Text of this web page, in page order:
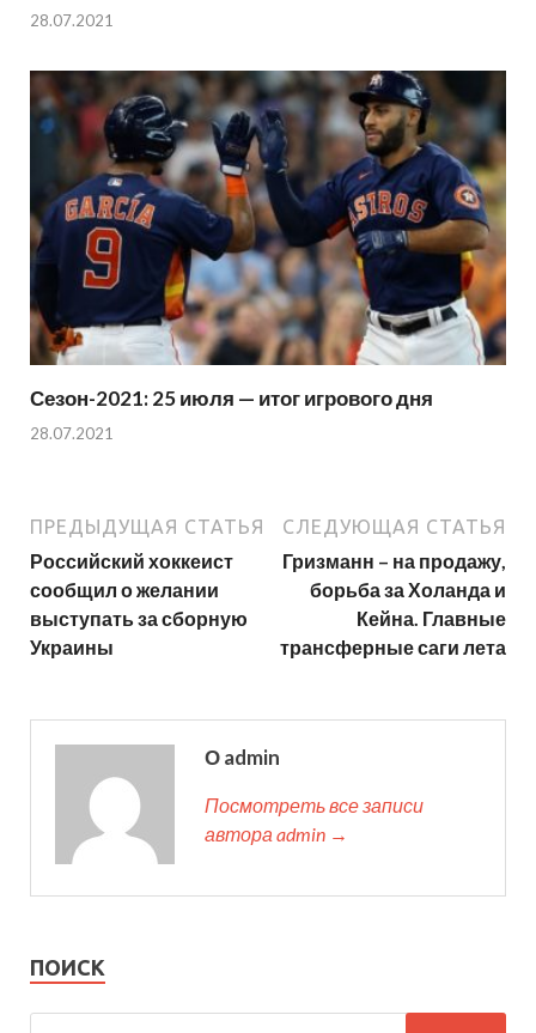
28.07.2021
Сезон-2021: 25 июля — итог игрового дня
28.07.2021
ПРЕДЫДУЩАЯ СТАТЬЯ
Российский хоккеист
сообщил о желании
выступать за сборную
Украины
СЛЕДУЮЩАЯ СТАТЬЯ
Гризманн – на продажу,
борьба за Холанда и
Кейна. Главные
трансферные саги лета
О admin
Посмотреть все записи
автора admin →
ПОИСК